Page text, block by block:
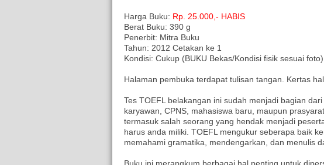
Harga Buku: Rp. 25.000,- HABIS
Berat Buku: 390 g
Penerbit: Mitra Buku
Tahun: 2012 Cetakan ke 1
Kondisi: Cukup (BUKU Bekas/Kondisi fisik sesuai foto)
Halaman pembuka terdapat tulisan tangan. Kertas
Tes TOEFL belakangan ini sudah menjadi bagian
karyawan, CPNS, mahasiswa baru, maupun
termasuk salah seorang yang hendak menjadi
harus anda miliki. TOEFL mengukur seberapa baik
memahami gramatika, mendengarkan, dan menulis